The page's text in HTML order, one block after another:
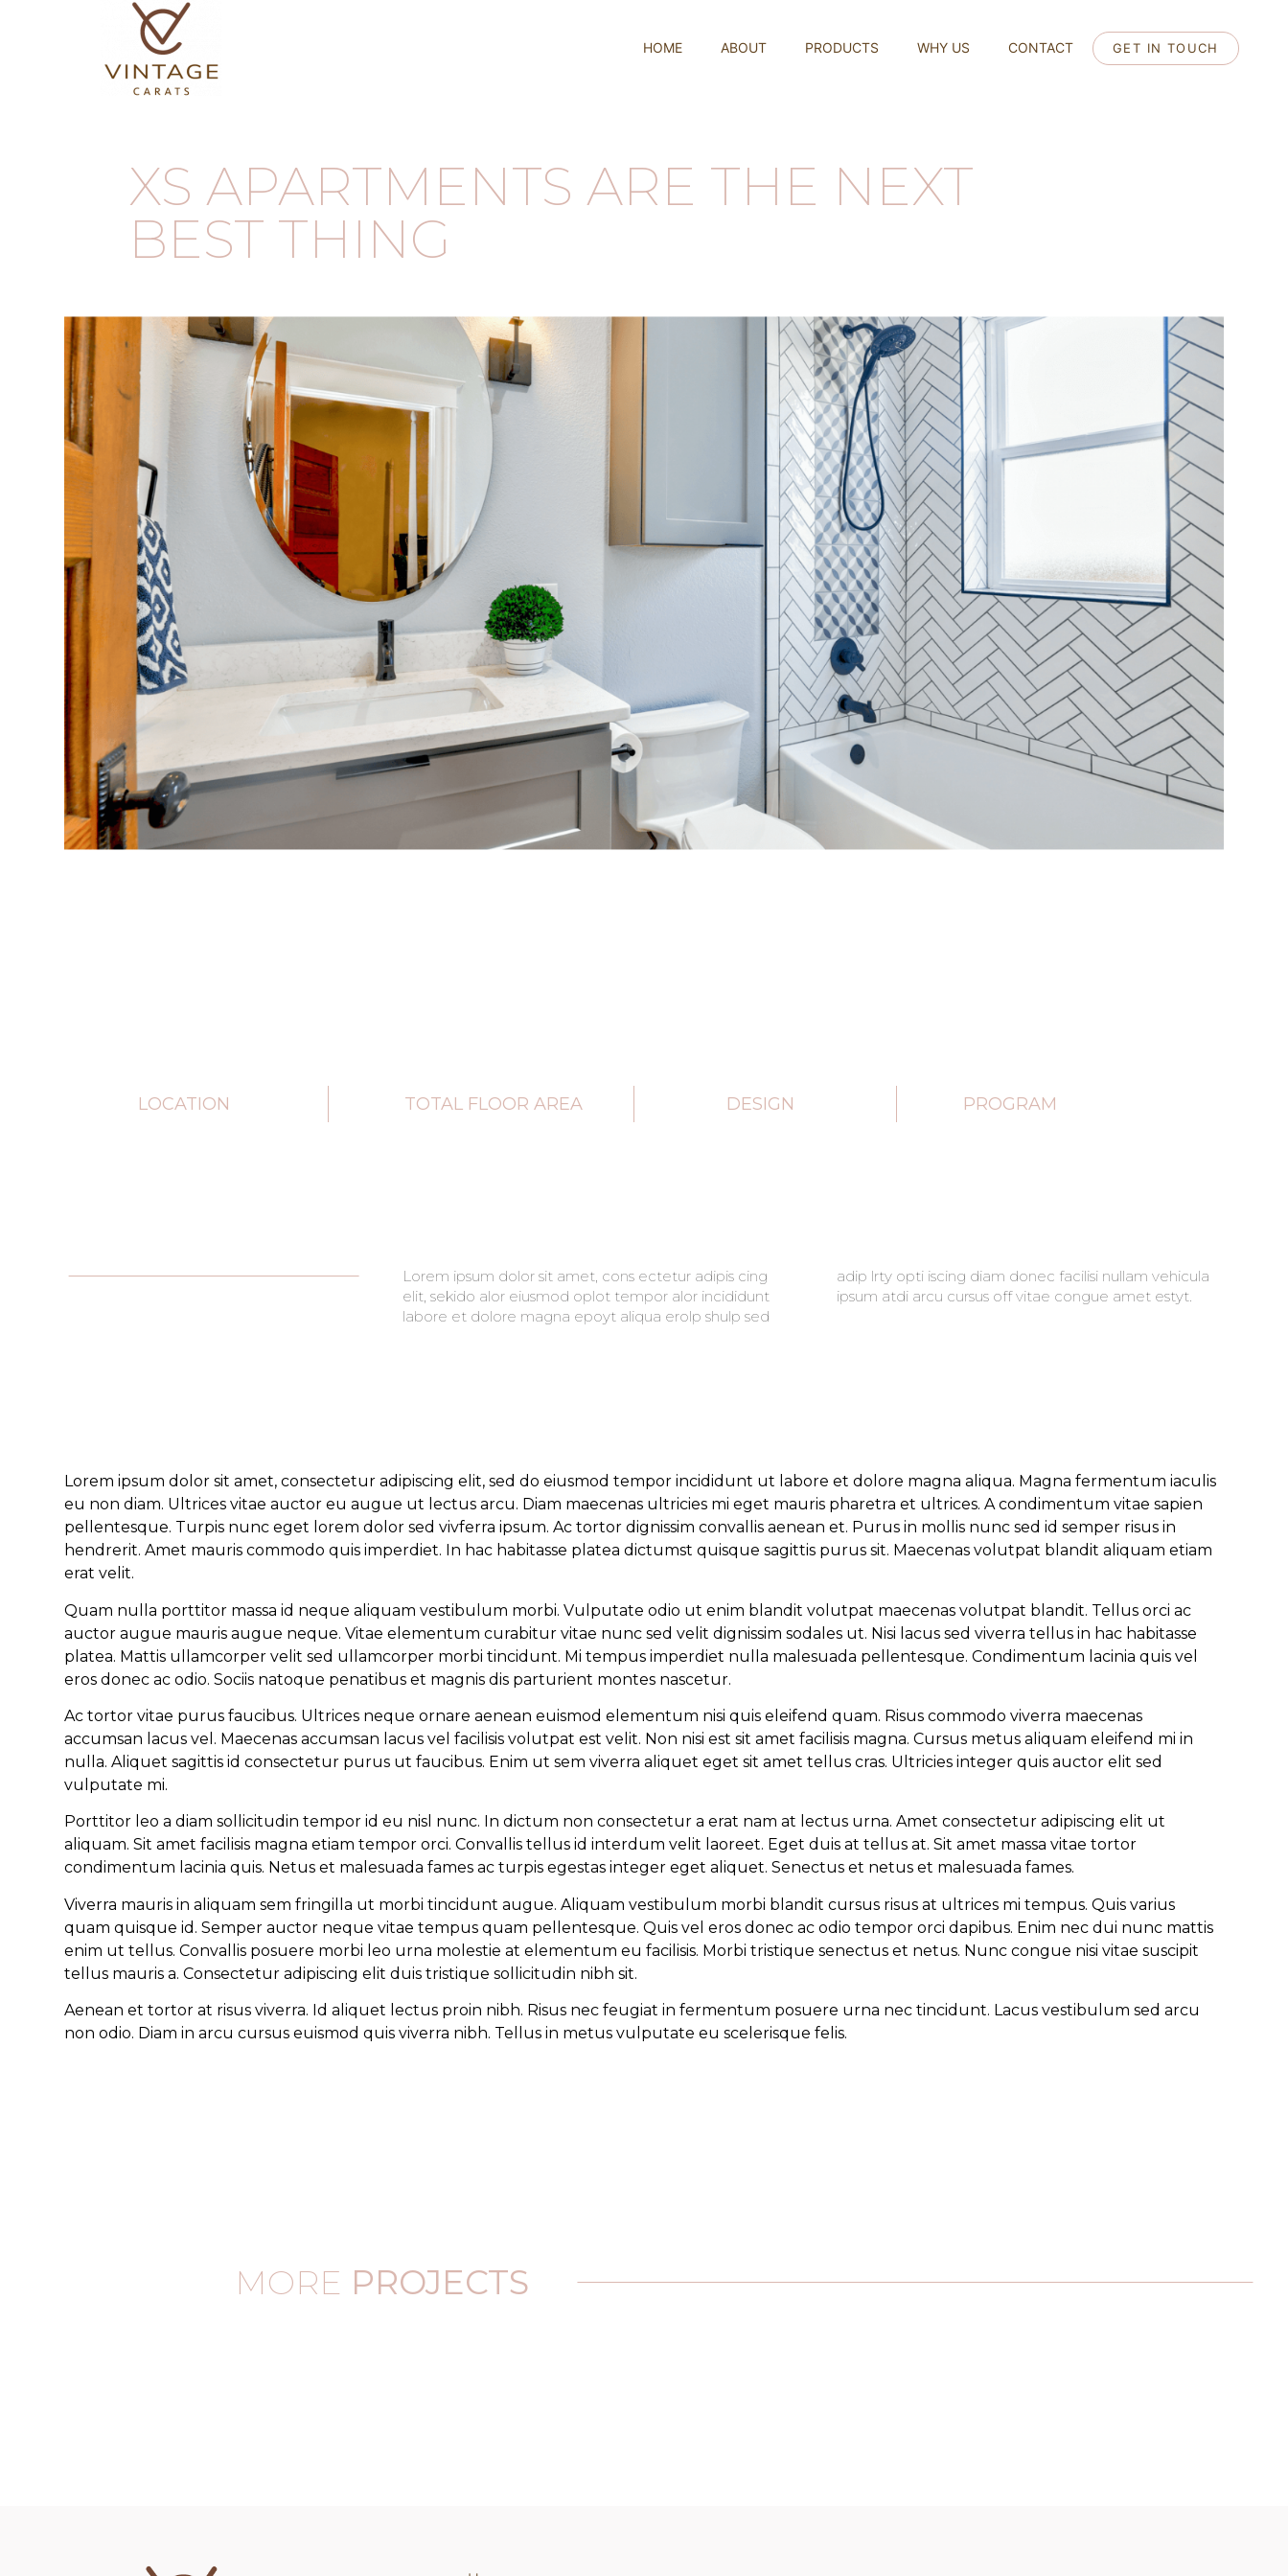
HOME ABOUT PRODUCTS WHY US CONTACT GET IN TOUCH
XS APARTMENTS ARE THE NEXT
BEST THING
LOCATION TOTAL FLOOR AREA DESIGN PROGRAM
Lorem ipsum dolor sit amet, cons ectetur adipis cing
elit, sekido alor eiusmod oplot tempor alor incididunt
labore et dolore magna epoyt aliqua erolp shulp sed
adip lrty opti iscing diam donec facilisi nullam vehicula
ipsum atdi arcu cursus off vitae congue amet estyt.
Lorem ipsum dolor sit amet, consectetur adipiscing elit, sed do eiusmod tempor incididunt ut labore et dolore magna aliqua. Magna fermentum iaculis
eu non diam. Ultrices vitae auctor eu augue ut lectus arcu. Diam maecenas ultricies mi eget mauris pharetra et ultrices. A condimentum vitae sapien
pellentesque. Turpis nunc eget lorem dolor sed vivferra ipsum. Ac tortor dignissim convallis aenean et. Purus in mollis nunc sed id semper risus in
hendrerit. Amet mauris commodo quis imperdiet. In hac habitasse platea dictumst quisque sagittis purus sit. Maecenas volutpat blandit aliquam etiam
erat velit.
Quam nulla porttitor massa id neque aliquam vestibulum morbi. Vulputate odio ut enim blandit volutpat maecenas volutpat blandit. Tellus orci ac
auctor augue mauris augue neque. Vitae elementum curabitur vitae nunc sed velit dignissim sodales ut. Nisi lacus sed viverra tellus in hac habitasse
platea. Mattis ullamcorper velit sed ullamcorper morbi tincidunt. Mi tempus imperdiet nulla malesuada pellentesque. Condimentum lacinia quis vel
eros donec ac odio. Sociis natoque penatibus et magnis dis parturient montes nascetur.
Ac tortor vitae purus faucibus. Ultrices neque ornare aenean euismod elementum nisi quis eleifend quam. Risus commodo viverra maecenas
accumsan lacus vel. Maecenas accumsan lacus vel facilisis volutpat est velit. Non nisi est sit amet facilisis magna. Cursus metus aliquam eleifend mi in
nulla. Aliquet sagittis id consectetur purus ut faucibus. Enim ut sem viverra aliquet eget sit amet tellus cras. Ultricies integer quis auctor elit sed
vulputate mi.
Porttitor leo a diam sollicitudin tempor id eu nisl nunc. In dictum non consectetur a erat nam at lectus urna. Amet consectetur adipiscing elit ut
aliquam. Sit amet facilisis magna etiam tempor orci. Convallis tellus id interdum velit laoreet. Eget duis at tellus at. Sit amet massa vitae tortor
condimentum lacinia quis. Netus et malesuada fames ac turpis egestas integer eget aliquet. Senectus et netus et malesuada fames.
Viverra mauris in aliquam sem fringilla ut morbi tincidunt augue. Aliquam vestibulum morbi blandit cursus risus at ultrices mi tempus. Quis varius
quam quisque id. Semper auctor neque vitae tempus quam pellentesque. Quis vel eros donec ac odio tempor orci dapibus. Enim nec dui nunc mattis
enim ut tellus. Convallis posuere morbi leo urna molestie at elementum eu facilisis. Morbi tristique senectus et netus. Nunc congue nisi vitae suscipit
tellus mauris a. Consectetur adipiscing elit duis tristique sollicitudin nibh sit.
Aenean et tortor at risus viverra. Id aliquet lectus proin nibh. Risus nec feugiat in fermentum posuere urna nec tincidunt. Lacus vestibulum sed arcu
non odio. Diam in arcu cursus euismod quis viverra nibh. Tellus in metus vulputate eu scelerisque felis.
MORE PROJECTS